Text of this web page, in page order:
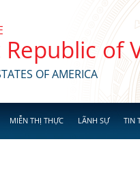
Republic of
OF AMERICA
MIỄN THỊ THỰC LÃNH SỰ TIN